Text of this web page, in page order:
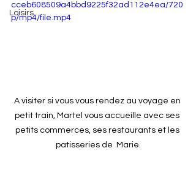
Loisirs
cceb608509a4bbd9225f32ad112e4ea/720
p/mp4/file.mp4
A visiter si vous vous rendez au voyage en
petit train, Martel vous accueille avec ses
petits commerces, ses restaurants et les
patisseries de  Marie.